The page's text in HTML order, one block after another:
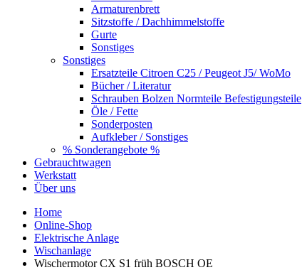
Armaturenbrett
Sitzstoffe / Dachhimmelstoffe
Gurte
Sonstiges
Sonstiges
Ersatzteile Citroen C25 / Peugeot J5/ WoMo
Bücher / Literatur
Schrauben Bolzen Normteile Befestigungsteile
Öle / Fette
Sonderposten
Aufkleber / Sonstiges
% Sonderangebote %
Gebrauchtwagen
Werkstatt
Über uns
Home
Online-Shop
Elektrische Anlage
Wischanlage
Wischermotor CX S1 früh BOSCH OE